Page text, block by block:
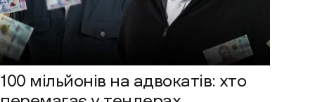
100 мільйонів на адвокатів: хто